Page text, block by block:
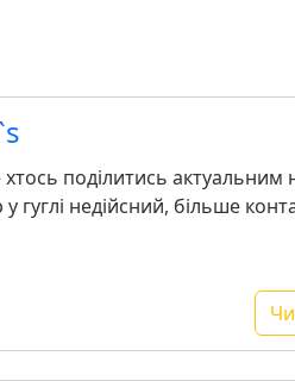
поділитись
недійсний, більше